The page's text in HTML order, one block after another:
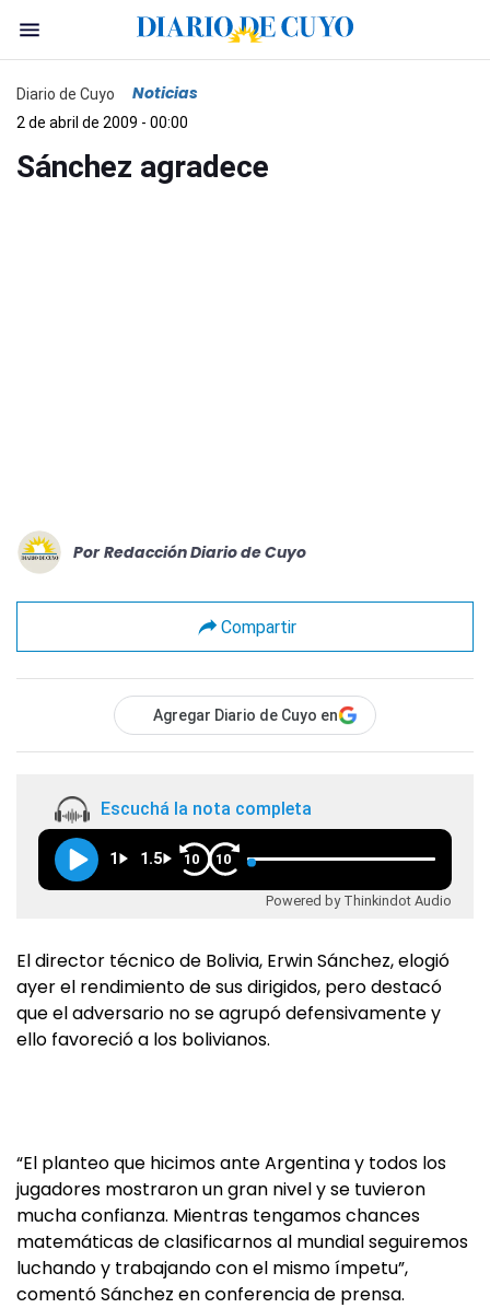
Diario de Cuyo Noticias
2 de abril de 2009 - 00:00
Sánchez agradece
Por Redacción Diario de Cuyo
Compartir
Agregar Diario de Cuyo en
Escuchá la nota completa
1 1.5 10 10
Powered by Thinkindot Audio
El director técnico de Bolivia, Erwin Sánchez, elogió
ayer el rendimiento de sus dirigidos, pero destacó
que el adversario no se agrupó defensivamente y
ello favoreció a los bolivianos.
“El planteo que hicimos ante Argentina y todos los
jugadores mostraron un gran nivel y se tuvieron
mucha confianza. Mientras tengamos chances
matemáticas de clasificarnos al mundial seguiremos
luchando y trabajando con el mismo ímpetu”,
comentó Sánchez en conferencia de prensa.